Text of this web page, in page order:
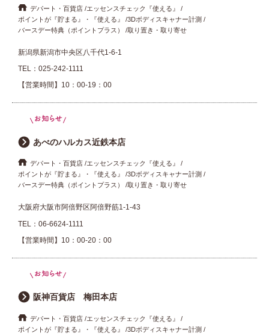
デパート・百貨店 エッセンスチェック『使える』
ポイントが『貯まる』・『使える』
3Dボディスキャナー計測
バースデー特典（ポイントプラス）
取り置き・取り寄せ
新潟県新潟市中央区八千代1-6-1
TEL： 025-242-1111
【営業時間】10：00-19：00
あべのハルカス近鉄本店
デパート・百貨店 エッセンスチェック『使える』
ポイントが『貯まる』・『使える』
3Dボディスキャナー計測
バースデー特典（ポイントプラス）
取り置き・取り寄せ
大阪府大阪市阿倍野区阿倍野筋1-1-43
TEL： 06-6624-1111
【営業時間】10：00-20：00
阪神百貨店 梅田本店
デパート・百貨店 エッセンスチェック『使える』
ポイントが『貯まる』・『使える』
3Dボディスキャナー計測